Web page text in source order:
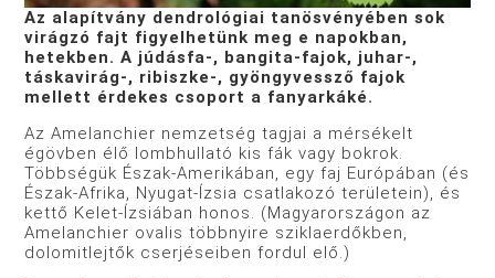
Az alapítvány dendrológiai tanösvényében sok
virágzó fajt figyelhetünk meg e napokban,
hetekben. A júdásfa-, bangita-fajok, juhar-,
táskavirág-, ribiszke-, gyöngyvessző fajok
mellett érdekes csoport a fanyarkáké.
Az Amelanchier nemzetség tagjai a mérsékelt
égövben élő lombhullató kis fák vagy bokrok.
Többségük Észak-Amerikában, egy faj Európában (és
Észak-Afrika, Nyugat-Ízsia csatlakozó területein), és
kettő Kelet-Ízsiában honos. (Magyarországon az
Amelanchier ovalis többnyire sziklaerdőkben,
dolomitlejtők cserjéseiben fordul elő.)